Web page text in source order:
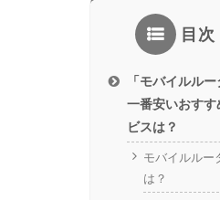
目次
「モバイルル
一番安いおすす
ビスは？
モバイルルー
は？